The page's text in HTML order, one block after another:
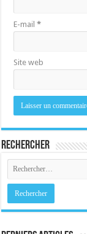
E-mail*
Site web
Rechercher